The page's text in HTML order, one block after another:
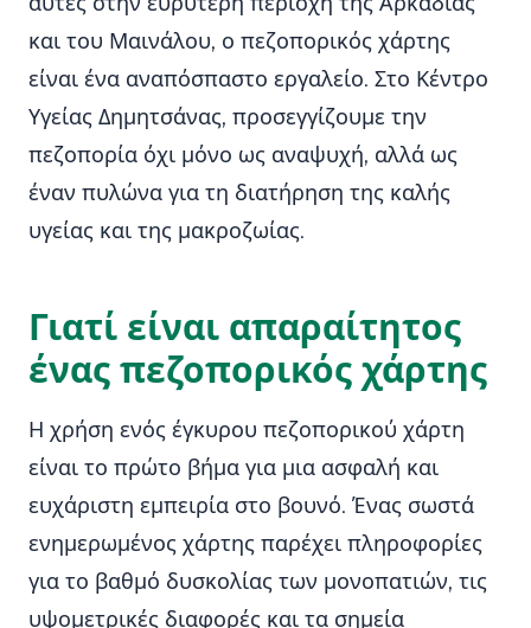
και του Μαινάλου, ο πεζοπορικός χάρτης
είναι ένα αναπόσπαστο εργαλείο. Στο Κέντρο
Υγείας Δημητσάνας, προσεγγίζουμε την
πεζοπορία όχι μόνο ως αναψυχή, αλλά ως
έναν πυλώνα για τη διατήρηση της καλής
υγείας και της μακροζωίας.
Γιατί είναι απαραίτητος
ένας πεζοπορικός χάρτης
Η χρήση ενός έγκυρου πεζοπορικού χάρτη
είναι το πρώτο βήμα για μια ασφαλή και
ευχάριστη εμπειρία στο βουνό. Ένας σωστά
ενημερωμένος χάρτης παρέχει πληροφορίες
για το βαθμό δυσκολίας των μονοπατιών, τις
υψομετρικές διαφορές και τα σημεία